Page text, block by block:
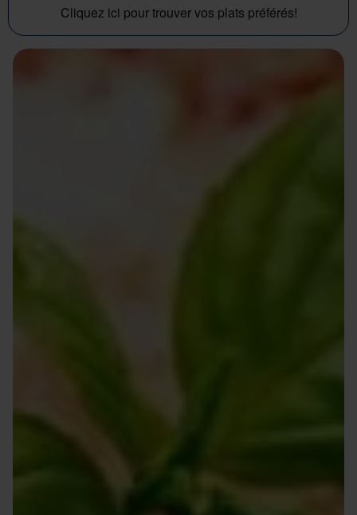
Cliquez ici pour trouver vos plats préférés!